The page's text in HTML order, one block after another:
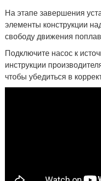
На этапе завершения
элементы конструкции
свободу движения
Подключите насос к
инструкции
чтобы убедиться в